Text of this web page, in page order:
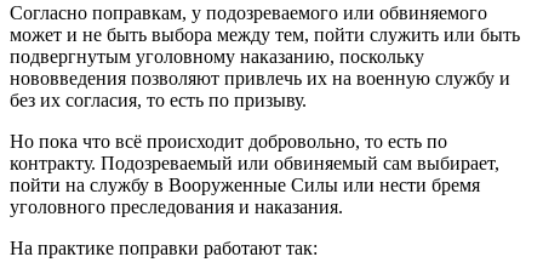
Согласно поправкам, у подозреваемого или обвиняемого
может и не быть выбора между тем, пойти служить или быть
подвергнутым уголовному наказанию, поскольку
нововведения позволяют привлечь их на военную службу и
без их согласия, то есть по призыву.
Но пока что всё происходит добровольно, то есть по
контракту. Подозреваемый или обвиняемый сам выбирает,
пойти на службу в Вооруженные Силы или нести бремя
уголовного преследования и наказания.
На практике поправки работают так: